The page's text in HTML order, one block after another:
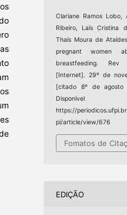
Clariane Ramos Lobo,
Ribeiro, Laís Cristina
Thaís Moura de
pregnant women
breastfeeding. Rev
[Internet]. 29º de
[citado 8º de agosto
https://
pi/article/view/676
Fomatos de
EDIÇÃO